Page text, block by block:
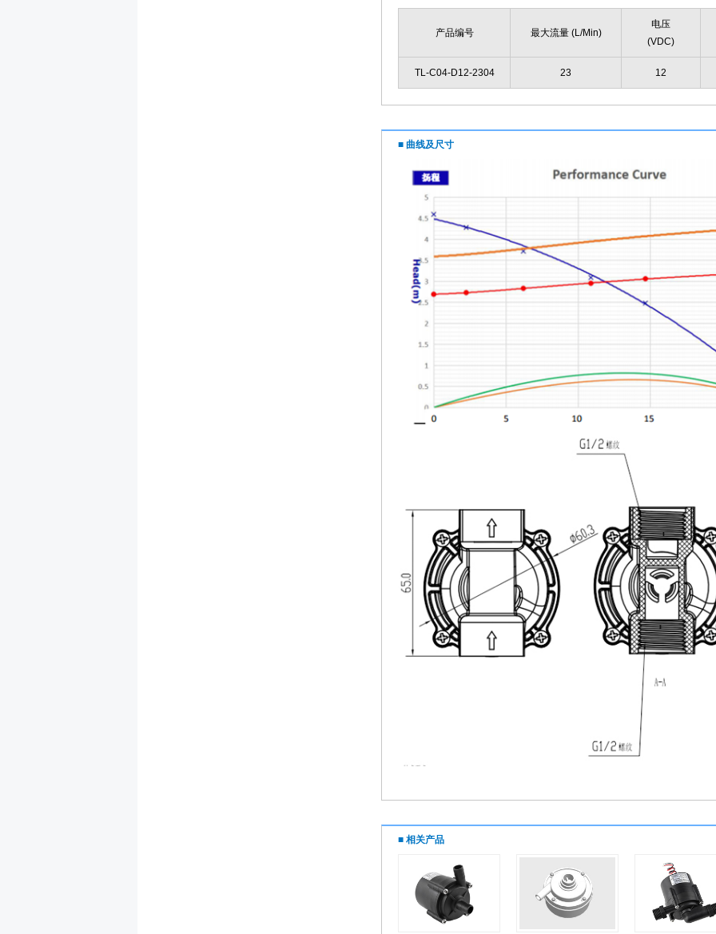
产品编号 最大流量 (L/Min)
电压
(VDC)
TL-C04-D12-2304 23 12
■ 曲线及尺寸
■ 相关产品